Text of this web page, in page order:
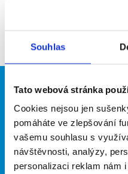
Souhlas
Tato webová stránka
Cookies nejsou jen
pomáháte ve zlepšování
vašemu souhlasu s
návštěvnosti, analýzy,
personalizaci reklam nám
prosím
Brigádníci
Články
Hledané brigády